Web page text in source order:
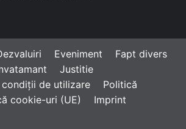
Eveniment
Fapt divers
Justitie
condiții de utilizare
Politică
cookie-uri (UE)
Imprint